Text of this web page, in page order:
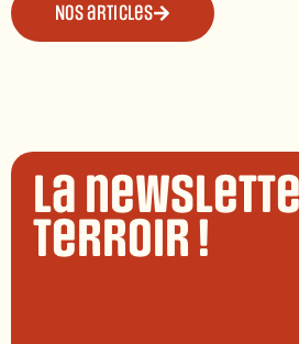
Nos articles
La
terroir !